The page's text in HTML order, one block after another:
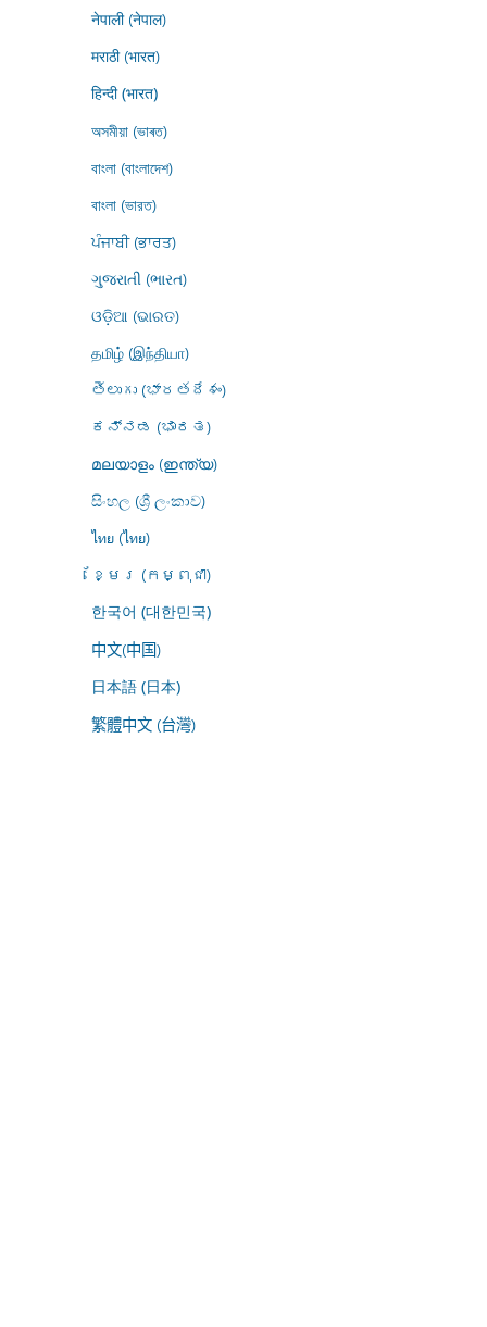
नेपाली (नेपाल)
मराठी (भारत)
हिन्दी (भारत)
অসমীয়া (ভাৰত)
বাংলা (বাংলাদেশ)
বাংলা (ভারত)
ਪੰਜਾਬੀ (ਭਾਰਤ)
ગુજરાતી (ભારત)
ଓଡ଼ିଆ (ଭାରତ)
தமிழ் (இந்தியா)
తెలుగు (భారతదేశం)
ಕನ್ನಡ (ಭಾರತ)
മലയാളം (ഇന്ത്യ)
සිංහල (ශ්‍රී ලංකාව)
ไทย (ไทย)
ខ្មែរ (កម្ពុជា)
한국어 (대한민국)
中文(中国)
日本語 (日本)
繁體中文 (台灣)